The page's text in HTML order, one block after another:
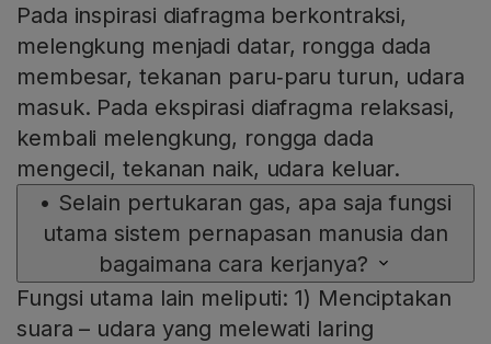
Pada inspirasi diafragma berkontraksi,
melengkung menjadi datar, rongga dada
membesar, tekanan paru‑paru turun, udara
masuk. Pada ekspirasi diafragma relaksasi,
kembali melengkung, rongga dada
mengecil, tekanan naik, udara keluar.
• Selain pertukaran gas, apa saja fungsi
utama sistem pernapasan manusia dan
bagaimana cara kerjanya?
Fungsi utama lain meliputi: 1) Menciptakan
suara – udara yang melewati laring